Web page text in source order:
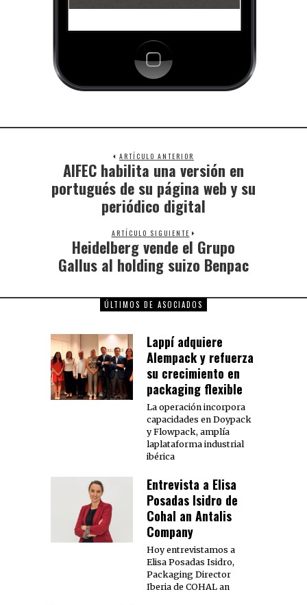
ARTÍCULO ANTERIOR
AIFEC habilita una versión en
portugués de su página web y su
periódico digital
ARTÍCULO SIGUIENTE
Heidelberg vende el Grupo
Gallus al holding suizo Benpac
ÚLTIMOS DE ASOCIADOS
Lappí adquiere
Alempack y refuerza
su crecimiento en
packaging flexible
La operación incorpora
capacidades en Doypack
y Flowpack, amplía
laplataforma industrial
ibérica
Entrevista a Elisa
Posadas Isidro de
Cohal an Antalis
Company
Hoy entrevistamos a
Elisa Posadas Isidro,
Packaging Director
Iberia de COHAL an